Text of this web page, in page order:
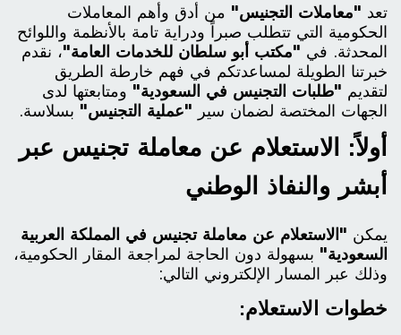
تعد "معاملات التجنيس" من أدق وأهم المعاملات
الحكومية التي تتطلب صبراً ودراية تامة بالأنظمة واللوائح
المحدثة. في "مكتب أبو سلطان للخدمات العامة"، نقدم
خبرتنا الطويلة لمساعدتكم في فهم خارطة الطريق
لتقديم "طلبات التجنيس في السعودية" ومتابعتها لدى
الجهات المختصة لضمان سير "عملية التجنيس" بسلاسة.
أولاً: الاستعلام عن معاملة تجنيس عبر
أبشر والنفاذ الوطني
يمكن "الاستعلام عن معاملة تجنيس في المملكة العربية
السعودية" بسهولة دون الحاجة لمراجعة المقار الحكومية،
وذلك عبر المسار الإلكتروني التالي:
خطوات الاستعلام: